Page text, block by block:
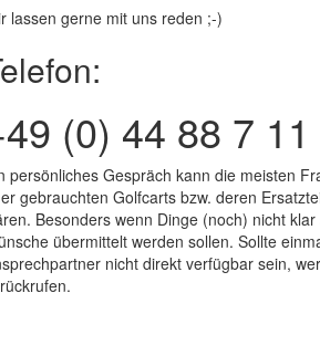
lassen gerne mit uns reden ;-)
(0) 44 88 7
persönliches Gespräch kann die meisten
gebrauchten Golfcarts bzw. deren
Besonders wenn Dinge (noch) nicht
übermittelt werden sollen. Sollte
nicht direkt verfügbar sein,